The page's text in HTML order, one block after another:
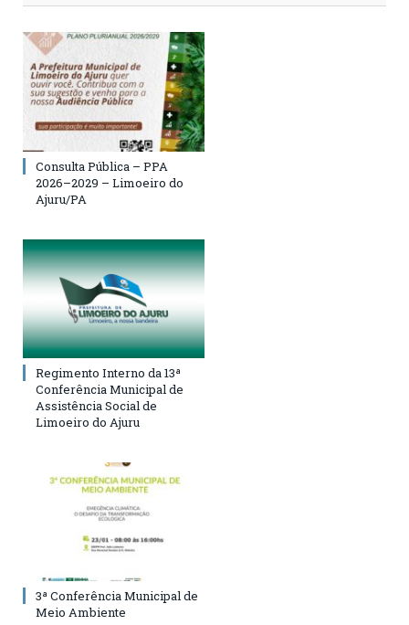
Consulta Pública – PPA
2026–2029 – Limoeiro do
Ajuru/PA
Regimento Interno da 13ª
Conferência Municipal de
Assistência Social de
Limoeiro do Ajuru
3ª Conferência Municipal de
Meio Ambiente